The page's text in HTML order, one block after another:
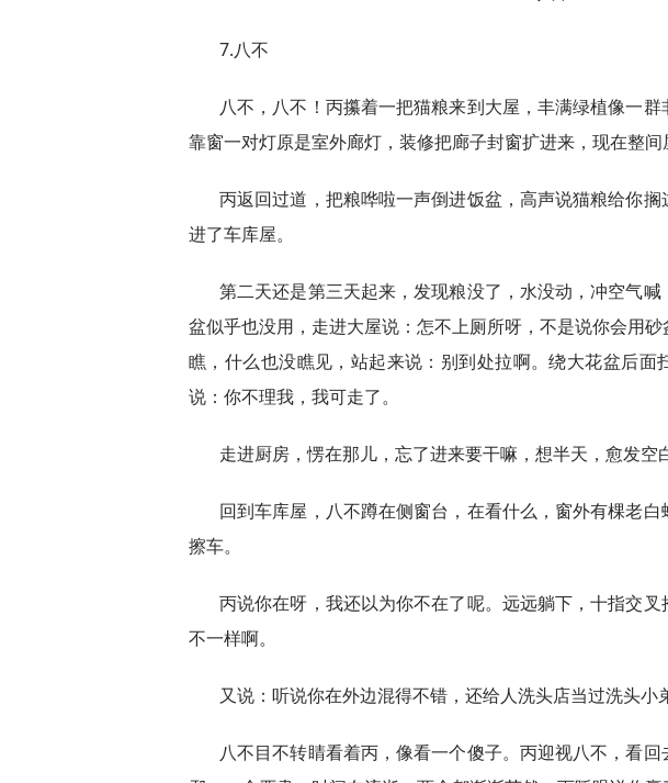
7.八不
八不，八不！丙攥着一把猫粮来到大屋，丰满绿植像一
靠窗一对灯原是室外廊灯，装修把廊子封窗扩进来，现在整间
丙返回过道，把粮哗啦一声倒进饭盆，高声说猫粮给你
进了车库屋。
第二天还是第三天起来，发现粮没了，水没动，冲空气
盆似乎也没用，走进大屋说：怎不上厕所呀，不是说你会用
瞧，什么也没瞧见，站起来说：别到处拉啊。绕大花盆后面
说：你不理我，我可走了。
走进厨房，愣在那儿，忘了进来要干嘛，想半天，愈发空
回到车库屋，八不蹲在侧窗台，在看什么，窗外有棵老
擦车。
丙说你在呀，我还以为你不在了呢。远远躺下，十指交
不一样啊。
又说：听说你在外边混得不错，还给人洗头店当过洗头小
八不目不转睛看着丙，像看一个傻子。丙迎视八不，看